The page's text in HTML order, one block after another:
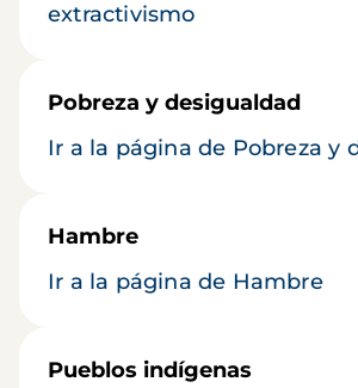
extractivismo
Pobreza y desigualdad
Ir a la página de Pobreza y
Hambre
Ir a la página de Hambre
Pueblos indígenas